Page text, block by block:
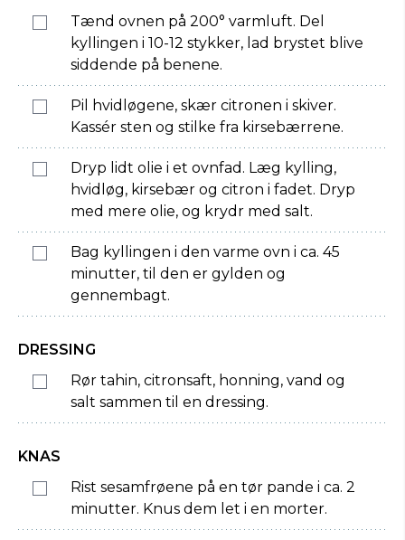
Tænd ovnen på 200° varmluft. Del
kyllingen i 10-12 stykker, lad brystet blive
siddende på benene.
Pil hvidløgene, skær citronen i skiver.
Kassér sten og stilke fra kirsebærrene.
Dryp lidt olie i et ovnfad. Læg kylling,
hvidløg, kirsebær og citron i fadet. Dryp
med mere olie, og krydr med salt.
Bag kyllingen i den varme ovn i ca. 45
minutter, til den er gylden og
gennembagt.
DRESSING
Rør tahin, citronsaft, honning, vand og
salt sammen til en dressing.
KNAS
Rist sesamfrøene på en tør pande i ca. 2
minutter. Knus dem let i en morter.